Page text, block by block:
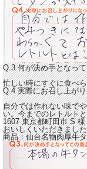
Q.3 何が決め手となっ
忙しい時にすぐに食べ
Q.4 実際にお召し上が
自分では作れない味で
い。今までのレトルト
1607 東京都町田市S様
おいしくいただきまし
商品：仙台名物肉厚牛